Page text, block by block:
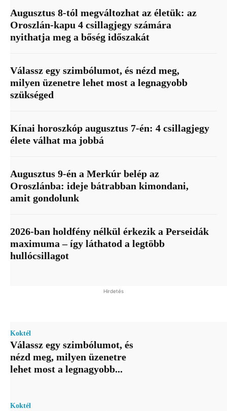
Augusztus 8-tól megváltozhat az életük: az
Oroszlán-kapu 4 csillagjegy számára
nyithatja meg a bőség időszakát
Válassz egy szimbólumot, és nézd meg,
milyen üzenetre lehet most a legnagyobb
szükséged
Kínai horoszkóp augusztus 7-én: 4 csillagjegy
élete válhat ma jobbá
Augusztus 9-én a Merkúr belép az
Oroszlánba: ideje bátrabban kimondani,
amit gondolunk
2026-ban holdfény nélkül érkezik a Perseidák
maximuma – így láthatod a legtöbb
hullócsillagot
Hirdetés
Koktél
Válassz egy szimbólumot, és
nézd meg, milyen üzenetre
lehet most a legnagyobb...
Koktél